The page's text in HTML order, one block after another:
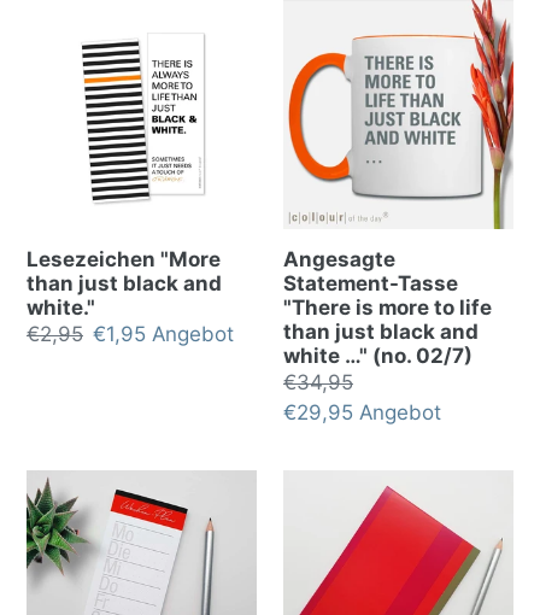
Lesezeichen "More
than just black and
white."
Normalpreis
€2,95 Sonderpreis
€1,95 Angebot
Angesagte
Statement-Tasse
"There is more to life
than just black and
white …" (no. 02/7)
Normalpreis
€34,95
Sonderpreis
€29,95 Angebot